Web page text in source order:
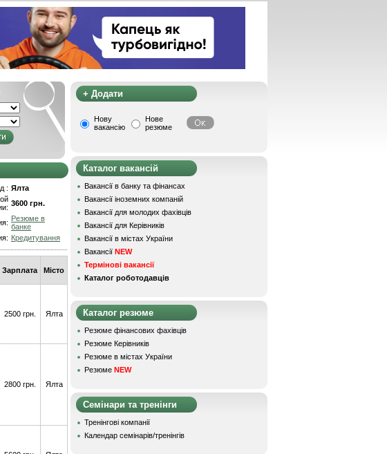
: Ялта
3600 грн.
Резюме в
банке
Кредитування
Зарплата Місто
2500 грн. Ялта
2800 грн. Ялта
+ Додати
Нову
вакансію
Нове
резюме
Каталог вакансій
Вакансії в банку та фінансах
Вакансії іноземних компаній
Вакансії для молодих фахівців
Вакансії для Керівників
Вакансії в містах України
Вакансії NEW
Термінові вакансії
Каталог роботодавців
Каталог резюме
Резюме фінансових фахівців
Резюме Керівників
Резюме в містах України
Резюме NEW
Семінари та тренінги
Тренінгові компанії
Календар семінарів/тренінгів